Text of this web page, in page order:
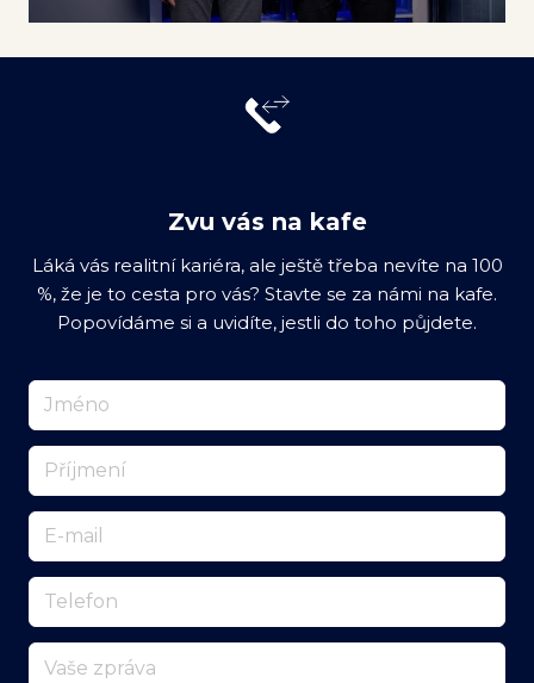
Zvu vás na kafe
Láká vás realitní kariéra, ale ještě třeba nevíte na 100
%, že je to cesta pro vás? Stavte se za námi na kafe.
Popovídáme si a uvidíte, jestli do toho půjdete.